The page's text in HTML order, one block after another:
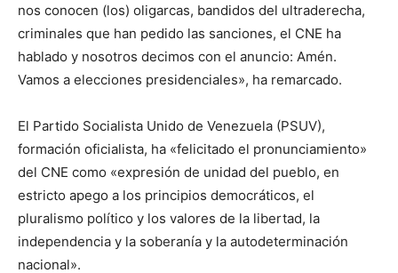
nos conocen (los) oligarcas, bandidos del ultraderecha,
criminales que han pedido las sanciones, el CNE ha
hablado y nosotros decimos con el anuncio: Amén.
Vamos a elecciones presidenciales», ha remarcado.
El Partido Socialista Unido de Venezuela (PSUV),
formación oficialista, ha «felicitado el pronunciamiento»
del CNE como «expresión de unidad del pueblo, en
estricto apego a los principios democráticos, el
pluralismo político y los valores de la libertad, la
independencia y la soberanía y la autodeterminación
nacional».